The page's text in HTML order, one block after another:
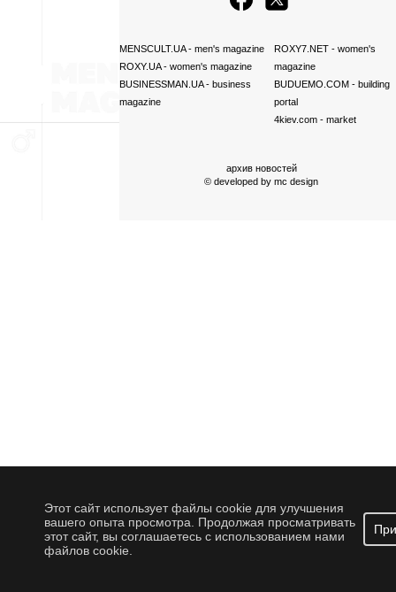
MENSCULT.UA- men's magazine
ROXY.UA- women's magazine
BUSINESSMAN.UA- business
magazine
ROXY7.NET- women's
magazine
BUDUEMO.COM- building
portal
4kiev.com- market
архив новостей
© developed by mc design
Этот сайт использует файлы cookie для улучшения
вашего опыта просмотра. Продолжая просматривать
этот сайт, вы соглашаетесь с использованием нами
файлов cookie.